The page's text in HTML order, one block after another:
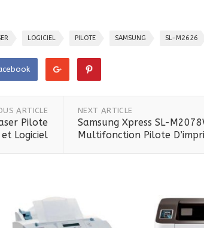
LOGICIEL PILOTE SAMSUNG SL-M2626
ARTICLE
Pilote
et Logiciel
NEXT ARTICLE
Samsung Xpress SL-
Multifonction Pilote